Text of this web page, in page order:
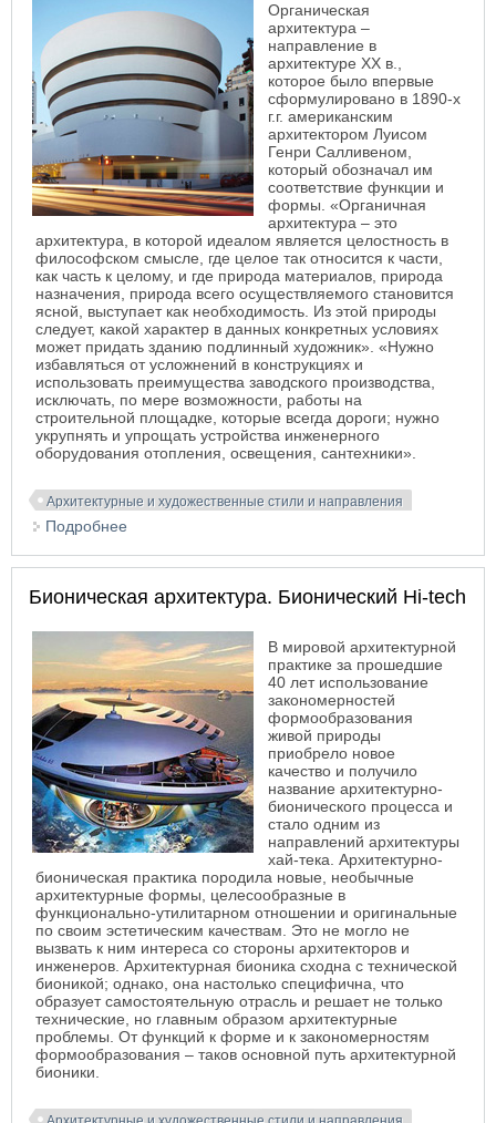
Органическая
архитектура –
направление в
архитектуре XX в.,
которое было впервые
сформулировано в 1890-х
г.г. американским
архитектором Луисом
Генри Салливеном
который обозначал им
соответствие функции и
формы. «Органичная
архитектура – это
архитектура, в которой идеалом является целостность в
философском смысле, где целое так относится к части,
как часть к целому, и где природа материалов, природа
назначения, природа всего осуществляемого становится
ясной, выступает как необходимость. Из этой природы
следует, какой характер в данных конкретных условиях
может придать зданию подлинный художник». «Нужно
избавляться от усложнений в конструкциях и
использовать преимущества заводского производства,
исключать, по мере возможности, работы на
строительной площадке, которые всегда дороги; нужно
укрупнять и упрощать устройства инженерного
оборудования отопления, освещения, сантехники».
Архитектурные и художественные стили и направления
Подробнее
Бионическая архитектура. Бионический Hi-tech
В мировой архитектурной
практике за прошедшие
40 лет использование
закономерностей
формообразования
живой природы
приобрело новое
качество и получило
название архитектурно-
бионического процесса и
стало одним из
направлений архитектуры
хай-тека. Архитектурно-
бионическая практика породила новые, необычные
архитектурные формы, целесообразные в
функционально-утилитарном отношении и оригинальные
по своим эстетическим качествам. Это не могло не
вызвать к ним интереса со стороны архитекторов и
инженеров. Архитектурная бионика сходна с технической
бионикой; однако, она настолько специфична, что
образует самостоятельную отрасль и решает не только
технические, но главным образом архитектурные
проблемы. От функций к форме и к закономерностям
формообразования – таков основной путь архитектурной
бионики.